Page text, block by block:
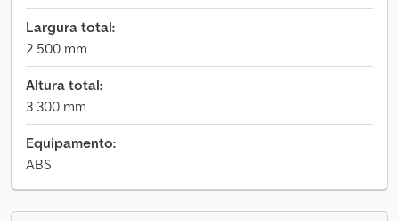
Largura total:
2 500 mm
Altura total:
3 300 mm
Equipamento:
ABS